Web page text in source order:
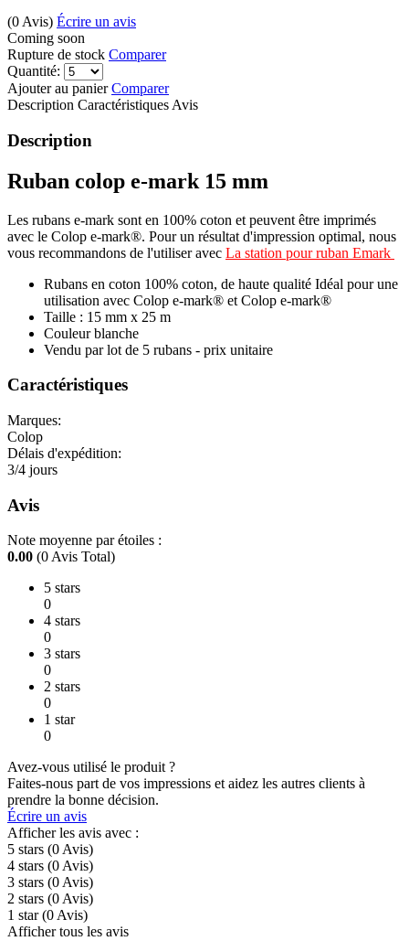
(0 Avis) Écrire un avis
Coming soon
Rupture de stock Comparer
Quantité:
Ajouter au panier Comparer
Description Caractéristiques Avis
Description
Ruban colop e-mark 15 mm
Les rubans e-mark sont en 100% coton et peuvent être imprimés
avec le Colop e-mark®. Pour un résultat d'impression optimal, nous
vous recommandons de l'utiliser avec La station pour ruban Emark
Rubans en coton 100% coton, de haute qualité Idéal pour une
utilisation avec Colop e-mark® et Colop e-mark®
Taille : 15 mm x 25 m
Couleur blanche
Vendu par lot de 5 rubans - prix unitaire
Caractéristiques
Marques:
Colop
Délais d'expédition:
3/4 jours
Avis
Note moyenne par étoiles :
0.00 (0 Avis Total)
5 stars
0
4 stars
0
3 stars
0
2 stars
0
1 star
0
Avez-vous utilisé le produit ?
Faites-nous part de vos impressions et aidez les autres clients à
prendre la bonne décision.
Écrire un avis
Afficher les avis avec :
5 stars (0Avis)
4 stars (0Avis)
3 stars (0Avis)
2 stars (0Avis)
1 star (0Avis)
Afficher tous les avis